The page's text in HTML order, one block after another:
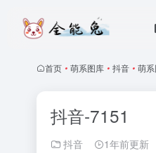
首页 • 萌系图库 • 抖音 • 萌
抖音-7151
抖音 1年前更新